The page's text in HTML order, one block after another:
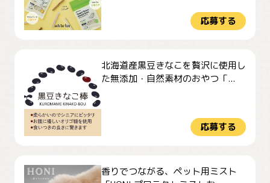
応募する
北海道産黒豆きなこを贅沢に使用し
た無添加・自然素材のおやつ「...
応募する
香りでつながる、ペット用ミスト